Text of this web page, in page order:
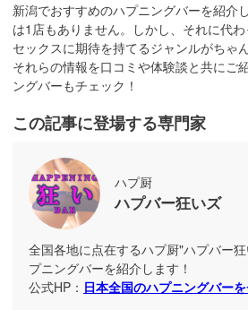
新潟でおすすめのハプニングバーを紹介
は1店もありません。しかし、それに代
セックスに期待を持てるジャンルがちゃ
それらの情報を口コミや体験談と共にご
ングバーもチェック！
この記事に登場する専門家
ハプ厨
ハプバー狂いズ
全国各地に点在するハプ厨"ハプバー
プニングバーを紹介します！
公式HP： 日本全国のハプニングバー